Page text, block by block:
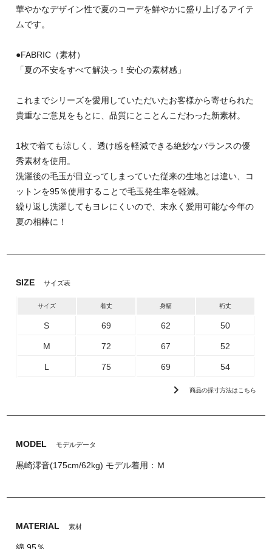
華やかなデザイン性で夏のコーデを鮮やかに盛り上げるアイテ
ムです。
●FABRIC（素材）
「夏の不安をすべて解決っ！安心の素材感」
これまでシリーズを愛用していただいたお客様から寄せられた
貴重なご意見をもとに、品質にとことんこだわった新素材。
1枚で着ても涼しく、透け感を軽減できる絶妙なバランスの優
秀素材を使用。
洗濯後の毛玉が目立ってしまっていた従来の生地とは違い、コ
ットンを95％使用することで毛玉発生率を軽減。
繰り返し洗濯してもヨレにくいので、末永く愛用可能な今年の
夏の相棒に！
SIZE サイズ表
サイズ 着丈 身幅 裄丈
S 69 62 50
M 72 67 52
L 75 69 54
chevron_right 商品の採寸方法はこちら
MODEL モデルデータ
黒崎澪音(175cm/62kg) モデル着用：Ｍ
MATERIAL 素材